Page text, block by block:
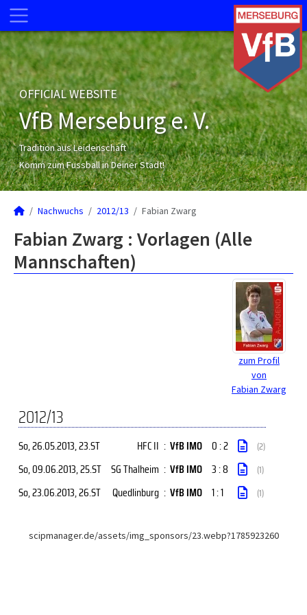
OFFICIAL WEBSITE
VfB Merseburg e. V.
Tradition aus Leidenschaft
Komm zum Fussball in Deiner Stadt!
Nachwuchs 2012/13 Fabian Zwarg
Fabian Zwarg : Vorlagen (Alle
Mannschaften)
zum Profil
von
Fabian Zwarg
2012/13
So, 26.05.2013, 23.ST HFC II : VfB IMO 0 : 2 (2)
So, 09.06.2013, 25.ST SG Thalheim : VfB IMO 3 : 8 (1)
So, 23.06.2013, 26.ST Quedlinburg : VfB IMO 1 : 1 (1)
scipmanager.de/assets/img_sponsors/23.webp?1785923260